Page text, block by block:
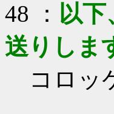
48 ： 以
送りしま
コロッ